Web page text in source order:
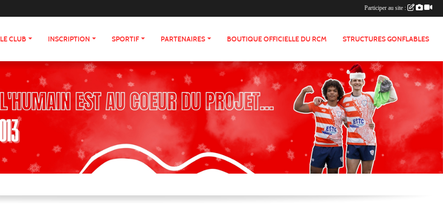
LE CLUB INSCRIPTION SPORTIF PARTENAIRES BOUTIQUE OFFICIELLE DU RCM STRUCTURES GONFLABLES
Participer au site :